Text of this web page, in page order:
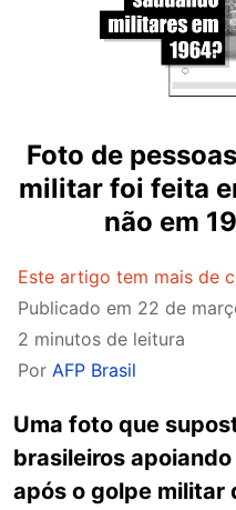
Foto de
militar foi feita
não em
Este artigo tem mais de
Publicado em 22 de
2 minutos de leitura
Por AFP Brasil
Uma foto que
brasileiros
após o golpe militar